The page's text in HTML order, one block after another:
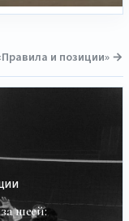
и позиции» →
шеей: